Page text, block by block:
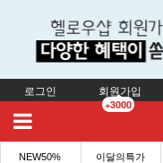
로그인 회원가입
+3000
NEW50% 이달의특가